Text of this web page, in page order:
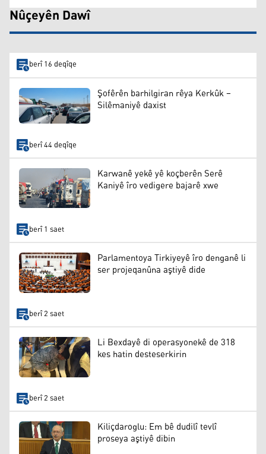
Nûçeyên Dawî
berî 16 deqîqe
Şofêrên barhilgiran rêya Kerkûk –
Silêmaniyê daxist
berî 44 deqîqe
Karwanê yekê yê koçberên Serê
Kaniyê îro vedigere bajarê xwe
berî 1 saet
Parlamentoya Tirkiyeyê îro denganê li
ser projeqanûna aştiyê dide
berî 2 saet
Li Bexdayê di operasyonekê de 318
kes hatin desteserkirin
berî 2 saet
Kiliçdaroglu: Em bê dudilî tevlî
proseya aştiyê dibin